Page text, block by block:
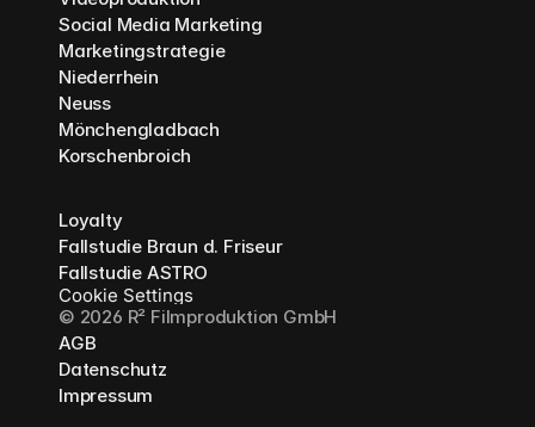
Social Media Marketing
Marketingstrategie
Niederrhein
Neuss
Mönchengladbach
Korschenbroich
Loyalty
Fallstudie Braun d. Friseur
Fallstudie ASTRO
Cookie Settings
© 2026 R² Filmproduktion GmbH
AGB
Datenschutz
Impressum